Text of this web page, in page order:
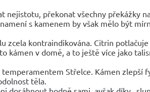
nejistotu, překonat všechny překážky
s kamenem by však mělo být
zcela kontraindikována. Citrin
kámen v domě, a to ještě více jako
Střelce. Kámen zlepší
těla.